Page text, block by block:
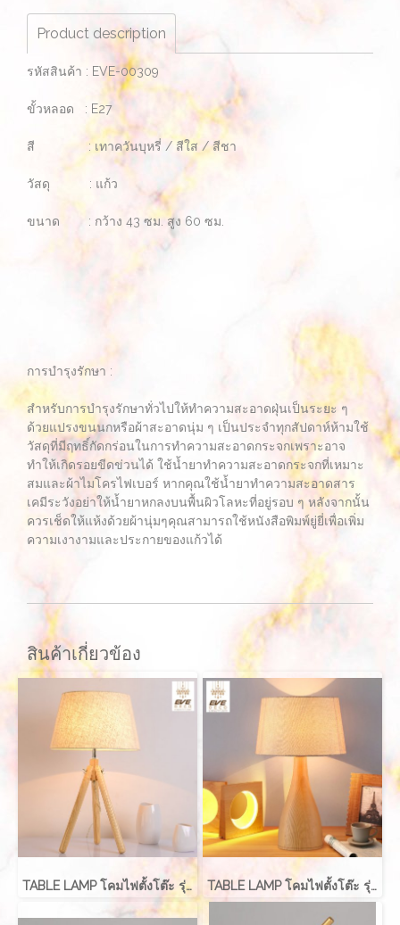
Product description
รหัสสินค้า : EVE-00309
ขั้วหลอด : E27
สี : เทาควันบุหรี่ / สีใส / สีชา
วัสดุ : แก้ว
ขนาด : กว้าง 43 ซม. สูง 60 ซม.
การบำรุงรักษา :
สำหรับการบำรุงรักษาทั่วไปให้ทำความสะอาดฝุ่นเป็นระยะ ๆ
ด้วยแปรงขนนกหรือผ้าสะอาดนุ่ม ๆ เป็นประจำทุกสัปดาห์ห้ามใช้
วัสดุที่มีฤทธิ์กัดกร่อนในการทำความสะอาดกระจกเพราะอาจ
ทำให้เกิดรอยขีดข่วนได้ ใช้น้ำยาทำความสะอาดกระจกที่เหมาะ
สมและผ้าไมโครไฟเบอร์ หากคุณใช้น้ำยาทำความสะอาดสาร
เคมีระวังอย่าให้น้ำยาหกลงบนพื้นผิวโลหะที่อยู่รอบ ๆ หลังจากนั้น
ควรเช็ดให้แห้งด้วยผ้านุ่มๆคุณสามารถใช้หนังสือพิมพ์ยู่ยี่เพื่อเพิ่ม
ความเงางามและประกายของแก้วได้
สินค้าเกี่ยวข้อง
TABLE LAMP โคมไฟตั้งโต๊ะ รุ่น EVE-00219 TABLE LAMP โคมไฟตั้งโต๊ะ รุ่น EVE-00220